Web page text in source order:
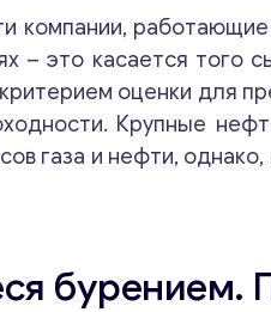
компании,
– это касается того
оценки для
Крупные
газа и нефти,
бурением.